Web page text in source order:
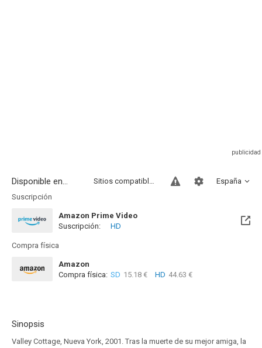
Disponible en... España
Sitios compatibles
Suscripción
Amazon Prime Video
Suscripción:
HD
Compra física
Amazon
Compra física: SD 15.18 € HD 44.63 €
Sinopsis
Valley Cottage, Nueva York, 2001. Tras la muerte de su mejor amiga, la